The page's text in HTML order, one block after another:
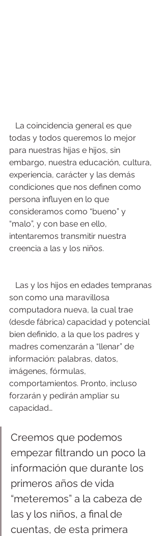
todas y todos queremos lo mejor
para nuestras hijas e hijos, sin
embargo, nuestra educación, cultura,
experiencia, carácter y las demás
condiciones que nos definen como
persona influyen en lo que
consideramos como “bueno” y
“malo”, y con base en ello,
intentaremos transmitir nuestra
creencia a las y los niños.
son como una maravillosa
computadora nueva, la cual trae
(desde fábrica) capacidad y potencial
bien definido, a la que los padres y
madres comenzarán a “llenar” de
información: palabras, datos,
imágenes, fórmulas,
comportamientos. Pronto, incluso
forzarán y pedirán ampliar su
capacidad…
Creemos que podemos
empezar filtrando un poco la
información que durante los
primeros años de vida
“meteremos” a la cabeza de
las y los niños, a final de
cuentas, de esta primera